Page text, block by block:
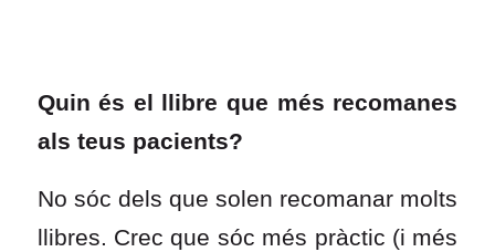
Quin és el llibre que més recomanes
als teus pacients?
No sóc dels que solen recomanar molts
llibres. Crec que sóc més pràctic (i més